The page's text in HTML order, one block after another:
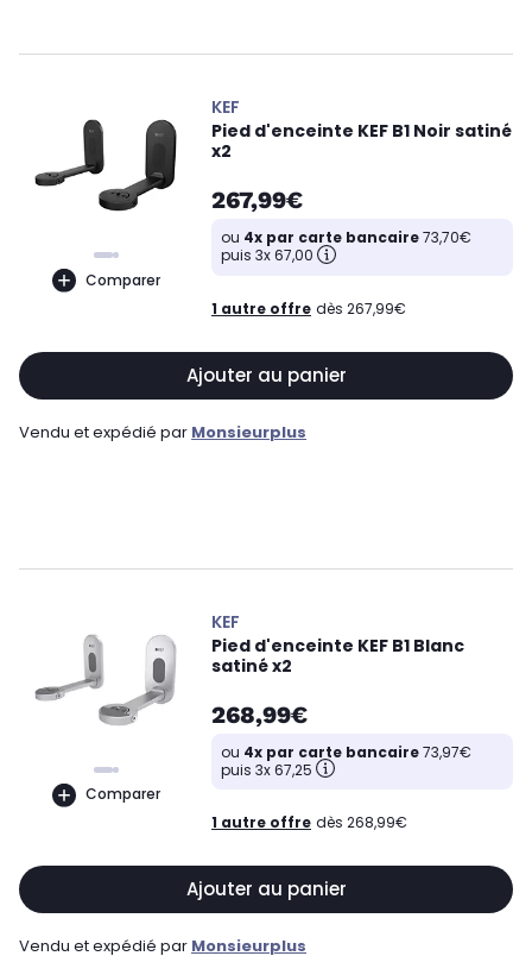
Comparer
KEF
Pied d'enceinte KEF B1 Noir satiné
x2
267,99€
ou 4x par carte bancaire73,70€
puis 3x 67,00
1 autre offre dès 267,99€
Ajouter au panier
Vendu et expédié par Monsieurplus
Comparer
KEF
Pied d'enceinte KEF B1 Blanc
satiné x2
268,99€
ou 4x par carte bancaire73,97€
puis 3x 67,25
1 autre offre dès 268,99€
Ajouter au panier
Vendu et expédié par Monsieurplus